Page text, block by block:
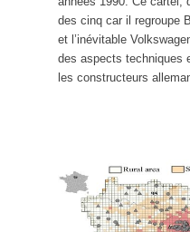
des cinq car il regroupe
et l’inévitable
des aspects techniques
les constructeurs